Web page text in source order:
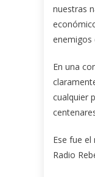
nuestras
enemigos
En una
cualquier
Ese fue
Radio